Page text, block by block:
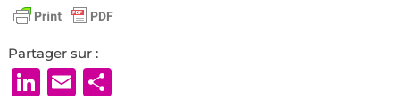
Partager sur :
LinkedIn
EmailPartager